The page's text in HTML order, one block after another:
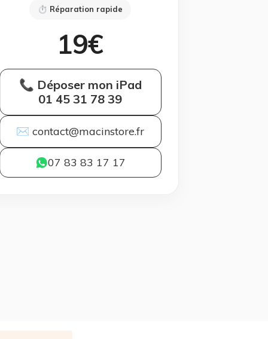
⏱ Réparation rapide
19€
📞 Déposer mon iPad
01 45 31 78 39
✉ contact@macinstore.fr
07 83 83 17 17